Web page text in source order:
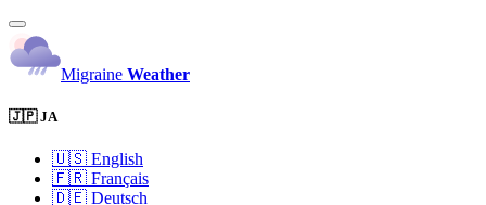
Migraine Weather
🇯🇵 JA
🇺🇸 English
🇫🇷 Français
🇩🇪 Deutsch